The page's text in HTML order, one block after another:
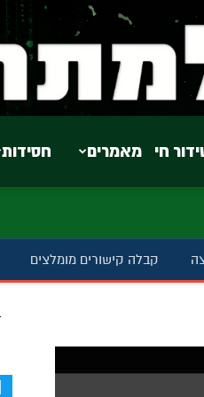
חסידות מאמרים חי
קבלה קישורים מומלצים